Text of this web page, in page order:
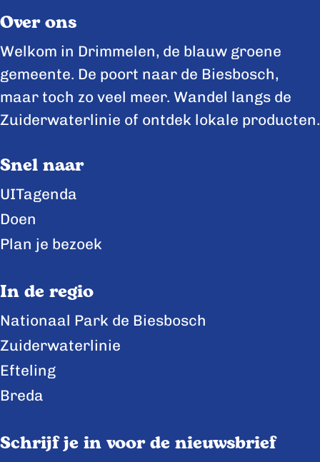
Over ons
Welkom in Drimmelen, de blauw groene
gemeente. De poort naar de Biesbosch,
maar toch zo veel meer. Wandel langs de
Zuiderwaterlinie of ontdek lokale producten.
Snel naar
UITagenda
Doen
Plan je bezoek
In de regio
Nationaal Park de Biesbosch
Zuiderwaterlinie
Efteling
Breda
Schrijf je in voor de nieuwsbrief